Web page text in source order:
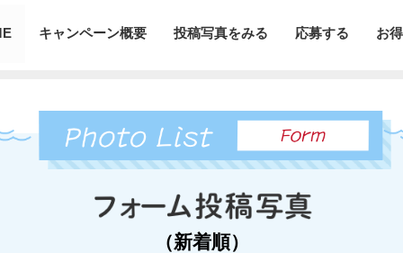
キャンペーン概要 投稿写真をみる 応募する お
（新着順）